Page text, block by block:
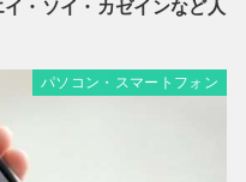
・ソイ・カゼインなど人
パソコン・スマートフォン